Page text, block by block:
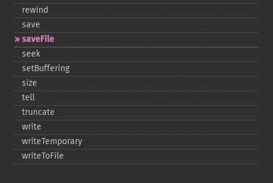
rewind
save
saveFile
seek
setBuffering
size
tell
truncate
write
writeTemporary
writeToFile